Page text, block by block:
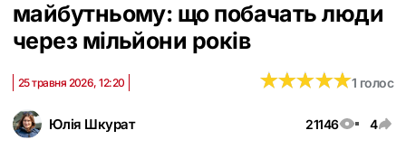
майбутньому: що побачать люди
через мільйони років
Юлія Шкурат 21146 4
25 травня 2026, 12:20 ★★★★★
★★★★★1 голос